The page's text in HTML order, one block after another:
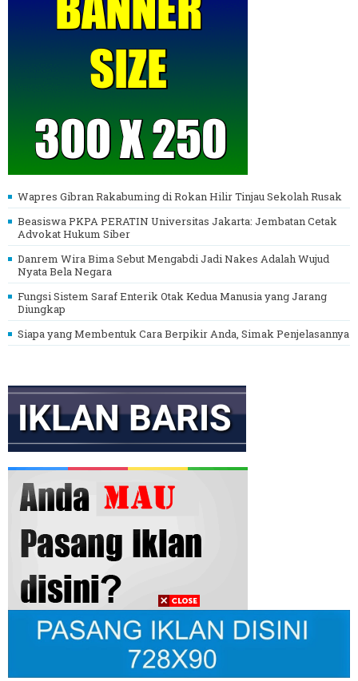
Wapres Gibran Rakabuming di Rokan Hilir Tinjau Sekolah Rusak
Beasiswa PKPA PERATIN Universitas Jakarta: Jembatan Cetak
Advokat Hukum Siber
Danrem Wira Bima Sebut Mengabdi Jadi Nakes Adalah Wujud
Nyata Bela Negara
Fungsi Sistem Saraf Enterik Otak Kedua Manusia yang Jarang
Diungkap
Siapa yang Membentuk Cara Berpikir Anda, Simak Penjelasannya